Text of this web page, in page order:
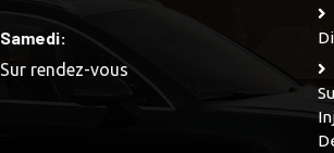
Samedi:
Sur rendez-vous